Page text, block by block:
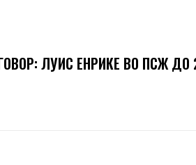
ЛУИС ЕНРИКЕ ВО ПСЖ ДО